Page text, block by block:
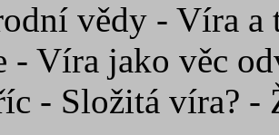
vědy - Víra a
- Víra jako věc
- Složitá víra? -